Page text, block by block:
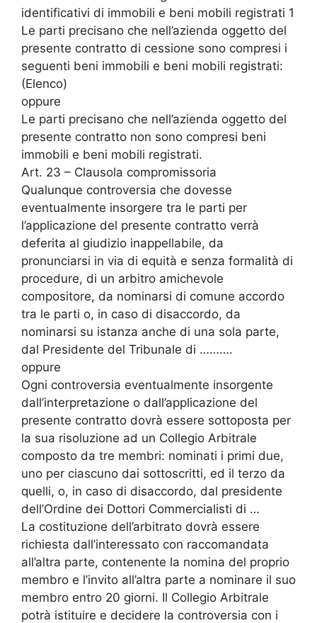
identificativi di immobili e beni mobili registrati 1
Le parti precisano che nell’azienda oggetto del
presente contratto di cessione sono compresi i
seguenti beni immobili e beni mobili registrati:
(Elenco)
oppure
Le parti precisano che nell’azienda oggetto del
presente contratto non sono compresi beni
immobili e beni mobili registrati.
Art. 23 – Clausola compromissoria
Qualunque controversia che dovesse
eventualmente insorgere tra le parti per
l’applicazione del presente contratto verrà
deferita al giudizio inappellabile, da
pronunciarsi in via di equità e senza formalità di
procedure, di un arbitro amichevole
compositore, da nominarsi di comune accordo
tra le parti o, in caso di disaccordo, da
nominarsi su istanza anche di una sola parte,
dal Presidente del Tribunale di ……….
oppure
Ogni controversia eventualmente insorgente
dall’interpretazione o dall’applicazione del
presente contratto dovrà essere sottoposta per
la sua risoluzione ad un Collegio Arbitrale
composto da tre membri: nominati i primi due,
uno per ciascuno dai sottoscritti, ed il terzo da
quelli, o, in caso di disaccordo, dal presidente
dell’Ordine dei Dottori Commercialisti di …
La costituzione dell’arbitrato dovrà essere
richiesta dall’interessato con raccomandata
all’altra parte, contenente la nomina del proprio
membro e l’invito all’altra parte a nominare il suo
membro entro 20 giorni. Il Collegio Arbitrale
potrà istituire e decidere la controversia con i